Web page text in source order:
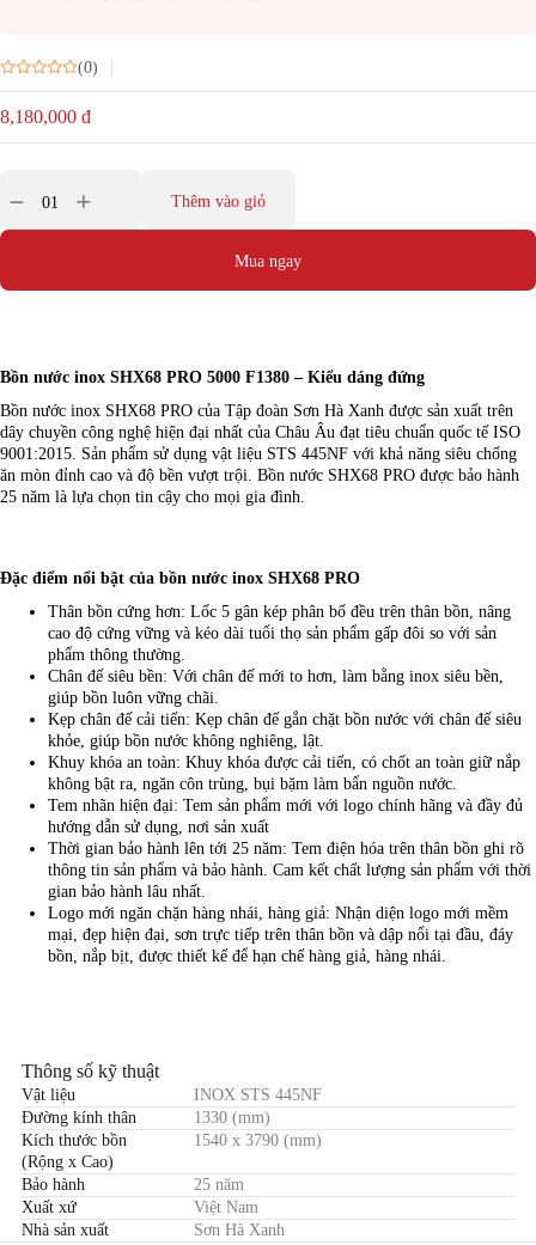
(0)
8,180,000 đ
Thêm vào giỏ
Mua ngay
Bồn nước inox SHX68 PRO 5000 F1380 – Kiểu dáng đứng
Bồn nước inox SHX68 PRO của Tập đoàn Sơn Hà Xanh được sản xuất trên
dây chuyền công nghệ hiện đại nhất của Châu Âu đạt tiêu chuẩn quốc tế ISO
9001:2015. Sản phẩm sử dụng vật liệu STS 445NF với khả năng siêu chống
ăn mòn đỉnh cao và độ bền vượt trội. Bồn nước SHX68 PRO được bảo hành
25 năm là lựa chọn tin cậy cho mọi gia đình.
Đặc điểm nổi bật của bồn nước inox SHX68 PRO
Thân bồn cứng hơn: Lốc 5 gân kép phân bố đều trên thân bồn, nâng
cao độ cứng vững và kéo dài tuổi thọ sản phẩm gấp đôi so với sản
phẩm thông thường.
Chân đế siêu bền: Với chân đế mới to hơn, làm bằng inox siêu bền,
giúp bồn luôn vững chãi.
Kẹp chân đế cải tiến: Kẹp chân đế gắn chặt bồn nước với chân đế siêu
khỏe, giúp bồn nước không nghiêng, lật.
Khuy khóa an toàn: Khuy khóa được cải tiến, có chốt an toàn giữ nắp
không bật ra, ngăn côn trùng, bụi bặm làm bẩn nguồn nước.
Tem nhãn hiện đại: Tem sản phẩm mới với logo chính hãng và đầy đủ
hướng dẫn sử dụng, nơi sản xuất
Thời gian bảo hành lên tới 25 năm: Tem điện hóa trên thân bồn ghi rõ
thông tin sản phẩm và bảo hành. Cam kết chất lượng sản phẩm với thời
gian bảo hành lâu nhất.
Logo mới ngăn chặn hàng nhái, hàng giả: Nhận diện logo mới mềm
mại, đẹp hiện đại, sơn trực tiếp trên thân bồn và dập nổi tại đầu, đáy
bồn, nắp bịt, được thiết kế để hạn chế hàng giả, hàng nhái.
Thông số kỹ thuật
Vật liệu
INOX STS 445NF
Đường kính thân
1330 (mm)
Kích thước bồn
(Rộng x Cao)
1540 x 3790 (mm)
Bảo hành
25 năm
Xuất xứ
Việt Nam
Nhà sản xuất
Sơn Hà Xanh